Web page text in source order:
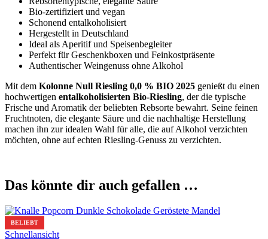
Bio-zertifiziert und vegan
Schonend entalkoholisiert
Hergestellt in Deutschland
Ideal als Aperitif und Speisenbegleiter
Perfekt für Geschenkboxen und Feinkostpräsente
Authentischer Weingenuss ohne Alkohol
Mit dem Kolonne Null Riesling 0,0 % BIO 2025 genießt du einen
hochwertigen entalkoholisierten Bio-Riesling, der die typische
Frische und Aromatik der beliebten Rebsorte bewahrt. Seine feinen
Fruchtnoten, die elegante Säure und die nachhaltige Herstellung
machen ihn zur idealen Wahl für alle, die auf Alkohol verzichten
möchten, ohne auf echten Riesling-Genuss zu verzichten.
Das könnte dir auch gefallen …
BELIEBT
Schnellansicht